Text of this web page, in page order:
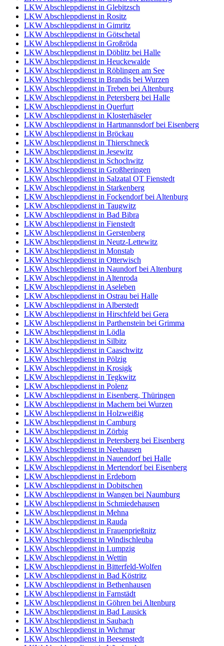
LKW Abschleppdienst in Glebitzsch
LKW Abschleppdienst in Rositz
LKW Abschleppdienst in Gimritz
LKW Abschleppdienst in Götschetal
LKW Abschleppdienst in Großröda
LKW Abschleppdienst in Döblitz bei Halle
LKW Abschleppdienst in Heuckewalde
LKW Abschleppdienst in Röblingen am See
LKW Abschleppdienst in Brandis bei Wurzen
LKW Abschleppdienst in Treben bei Altenburg
LKW Abschleppdienst in Petersberg bei Halle
LKW Abschleppdienst in Querfurt
LKW Abschleppdienst in Klosterhäseler
LKW Abschleppdienst in Hartmannsdorf bei Eisenberg
LKW Abschleppdienst in Bröckau
LKW Abschleppdienst in Thierschneck
LKW Abschleppdienst in Jesewitz
LKW Abschleppdienst in Schochwitz
LKW Abschleppdienst in Großheringen
LKW Abschleppdienst in Salzatal OT Fienstedt
LKW Abschleppdienst in Starkenberg
LKW Abschleppdienst in Fockendorf bei Altenburg
LKW Abschleppdienst in Taugwitz
LKW Abschleppdienst in Bad Bibra
LKW Abschleppdienst in Fienstedt
LKW Abschleppdienst in Gerstenberg
LKW Abschleppdienst in Neutz-Lettewitz
LKW Abschleppdienst in Monstab
LKW Abschleppdienst in Otterwisch
LKW Abschleppdienst in Naundorf bei Altenburg
LKW Abschleppdienst in Altenroda
LKW Abschleppdienst in Aseleben
LKW Abschleppdienst in Ostrau bei Halle
LKW Abschleppdienst in Alberstedt
LKW Abschleppdienst in Hirschfeld bei Gera
LKW Abschleppdienst in Parthenstein bei Grimma
LKW Abschleppdienst in Lödla
LKW Abschleppdienst in Silbitz
LKW Abschleppdienst in Caaschwitz
LKW Abschleppdienst in Pölzig
LKW Abschleppdienst in Krosigk
LKW Abschleppdienst in Tegkwitz
LKW Abschleppdienst in Polenz
LKW Abschleppdienst in Eisenberg, Thüringen
LKW Abschleppdienst in Machern bei Wurzen
LKW Abschleppdienst in Holzweißig
LKW Abschleppdienst in Camburg
LKW Abschleppdienst in Zörbig
LKW Abschleppdienst in Petersberg bei Eisenberg
LKW Abschleppdienst in Neehausen
LKW Abschleppdienst in Nauendorf bei Halle
LKW Abschleppdienst in Mertendorf bei Eisenberg
LKW Abschleppdienst in Erdeborn
LKW Abschleppdienst in Dobitschen
LKW Abschleppdienst in Wangen bei Naumburg
LKW Abschleppdienst in Schmiedehausen
LKW Abschleppdienst in Mehna
LKW Abschleppdienst in Rauda
LKW Abschleppdienst in Frauenprießnitz
LKW Abschleppdienst in Windischleuba
LKW Abschleppdienst in Lumpzig
LKW Abschleppdienst in Wettin
LKW Abschleppdienst in Bitterfeld-Wolfen
LKW Abschleppdienst in Bad Köstritz
LKW Abschleppdienst in Bethenhausen
LKW Abschleppdienst in Farnstädt
LKW Abschleppdienst in Göhren bei Altenburg
LKW Abschleppdienst in Bad Lausick
LKW Abschleppdienst in Saubach
LKW Abschleppdienst in Wichmar
LKW Abschleppdienst in Beesenstedt